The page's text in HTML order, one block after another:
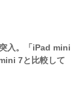
入。「iPad mini
7と比較して